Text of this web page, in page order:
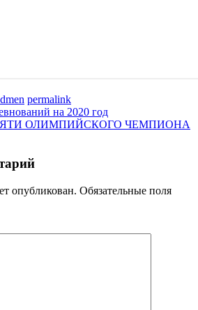
permalink
на 2020 год
ОЛИМПИЙСКОГО ЧЕМПИОНА
опубликован. Обязательные поля